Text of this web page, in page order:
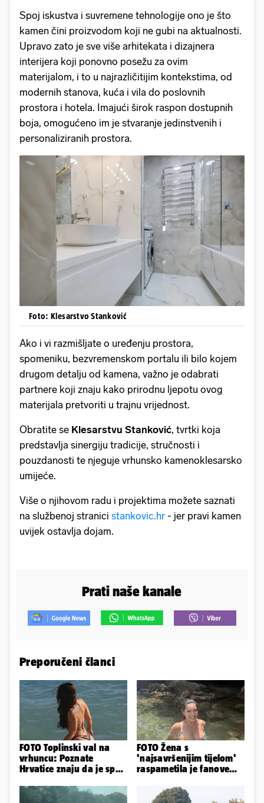
Spoj iskustva i suvremene tehnologije ono je što
kamen čini proizvodom koji ne gubi na aktualnosti.
Upravo zato je sve više arhitekata i dizajnera
interijera koji ponovno posežu za ovim
materijalom, i to u najrazličitijim kontekstima, od
modernih stanova, kuća i vila do poslovnih
prostora i hotela. Imajući širok raspon dostupnih
boja, omogućeno im je stvaranje jedinstvenih i
personaliziranih prostora.
Foto: Klesarstvo Stanković
Ako i vi razmišljate o uređenju prostora,
spomeniku, bezvremenskom portalu ili bilo kojem
drugom detalju od kamena, važno je odabrati
partnere koji znaju kako prirodnu ljepotu ovog
materijala pretvoriti u trajnu vrijednost.
Obratite se Klesarstvu Stanković, tvrtki koja
predstavlja sinergiju tradicije, stručnosti i
pouzdanosti te njeguje vrhunsko kamenoklesarsko
umijeće.
Više o njihovom radu i projektima možete saznati
na službenoj stranici stankovic.hr - jer pravi kamen
uvijek ostavlja dojam.
Prati naše kanale
Preporučeni članci
FOTO Toplinski val na
vrhuncu: Poznate
Hrvatice znaju da je spas
FOTO Žena s
'najsavršenijim tijelom'
raspametila je fanove
plićaka